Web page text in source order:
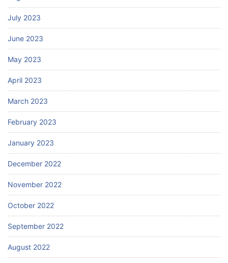
July 2023
June 2023
May 2023
April 2023
March 2023
February 2023
January 2023
December 2022
November 2022
October 2022
September 2022
August 2022